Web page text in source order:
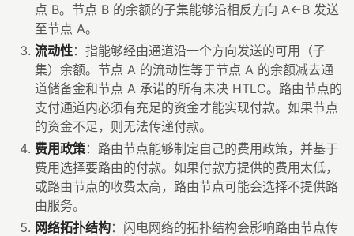
点 B。节点 B 的余额的子集能够沿相反方向 A←B 发送
至节点 A。
流动性：指能够经由通道沿一个方向发送的可用（子
集）余额。节点 A 的流动性等于节点 A 的余额减去通
道储备金和节点 A 承诺的所有未决 HTLC。路由节点的
支付通道内必须有充足的资金才能实现付款。如果节点
的资金不足，则无法传递付款。
费用政策：路由节点能够制定自己的费用政策，并基于
费用选择要路由的付款。如果付款方提供的费用太低，
或路由节点的收费太高，路由节点可能会选择不提供路
由服务。
网络拓扑结构：闪电网络的拓扑结构会影响路由节点传